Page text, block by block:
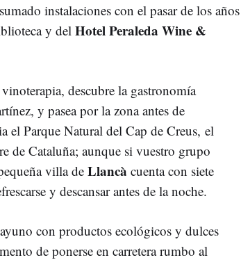
instalaciones con el pasar de los años
y del Hotel Peraleda Wine &
descubre la gastronomía
y pasea por la zona antes de
el Parque Natural del Cap de Creus, el
de Cataluña; aunque si vuestro grupo
villa de Llancà cuenta con siete
y descansar antes de la noche.
con productos ecológicos y dulces
de ponerse en carretera rumbo al